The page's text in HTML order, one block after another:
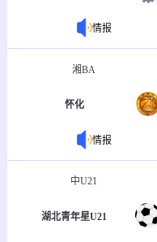
情报
湘BA
怀化
情报
中U21
湖北青年星U21